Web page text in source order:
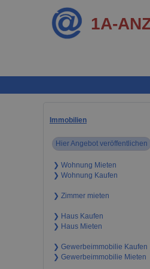
1A-
Immobilien
Hier Angebot veröffentlichen
❯ Wohnung Mieten
❯ Wohnung Kaufen
❯ Zimmer mieten
❯ Haus Kaufen
❯ Haus Mieten
❯ Gewerbeimmobilie Kaufen
❯ Gewerbeimmobilie Mieten